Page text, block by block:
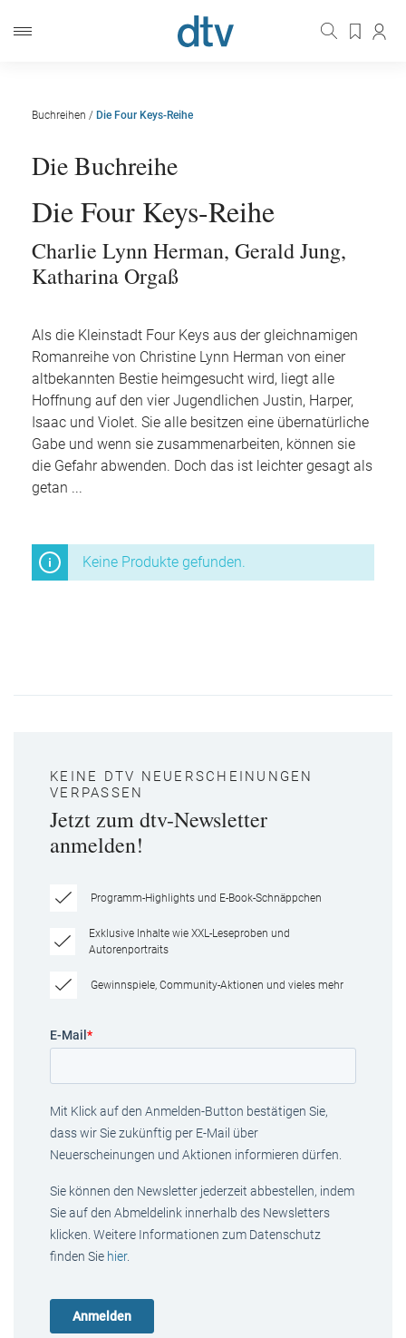
Buchreihen / Die Four Keys-Reihe
Die Buchreihe
Die Four Keys-Reihe
Charlie Lynn Herman, Gerald Jung,
Katharina Orgaß
Als die Kleinstadt Four Keys aus der gleichnamigen
Romanreihe von Christine Lynn Herman von einer
altbekannten Bestie heimgesucht wird, liegt alle
Hoffnung auf den vier Jugendlichen Justin, Harper,
Isaac und Violet. Sie alle besitzen eine übernatürliche
Gabe und wenn sie zusammenarbeiten, können sie
die Gefahr abwenden. Doch das ist leichter gesagt als
getan ...
Keine Produkte gefunden.
KEINE DTV NEUERSCHEINUNGEN
VERPASSEN
Jetzt zum dtv-Newsletter
anmelden!
Programm-Highlights und E-Book-Schnäppchen
Exklusive Inhalte wie XXL-Leseproben und
Autorenportraits
Gewinnspiele, Community-Aktionen und vieles mehr
E-Mail *
Mit Klick auf den Anmelden-Button bestätigen Sie,
dass wir Sie zukünftig per E-Mail über
Neuerscheinungen und Aktionen informieren dürfen.
Sie können den Newsletter jederzeit abbestellen, indem
Sie auf den Abmeldelink innerhalb des Newsletters
klicken. Weitere Informationen zum Datenschutz
finden Sie hier.